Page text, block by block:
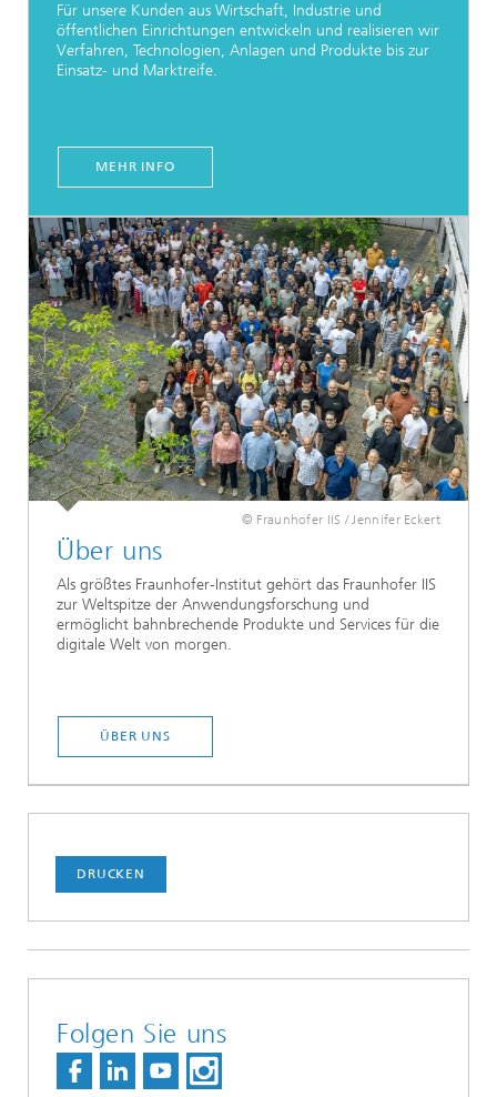
Für unsere Kunden aus Wirtschaft, Industrie und
öffentlichen Einrichtungen entwickeln und realisieren wir
Verfahren, Technologien, Anlagen und Produkte bis zur
Einsatz- und Marktreife.
MEHR INFO
© Fraunhofer IIS / Jennifer Eckert
Über uns
Als größtes Fraunhofer-Institut gehört das Fraunhofer IIS
zur Weltspitze der Anwendungsforschung und
ermöglicht bahnbrechende Produkte und Services für die
digitale Welt von morgen.
ÜBER UNS
DRUCKEN
Folgen Sie uns